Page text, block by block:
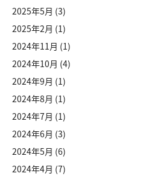
2025年5月 (3)
2025年2月 (1)
2024年11月 (1)
2024年10月 (4)
2024年9月 (1)
2024年8月 (1)
2024年7月 (1)
2024年6月 (3)
2024年5月 (6)
2024年4月 (7)